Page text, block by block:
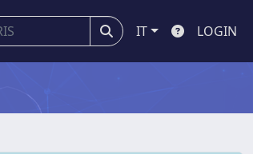
IT LOGIN